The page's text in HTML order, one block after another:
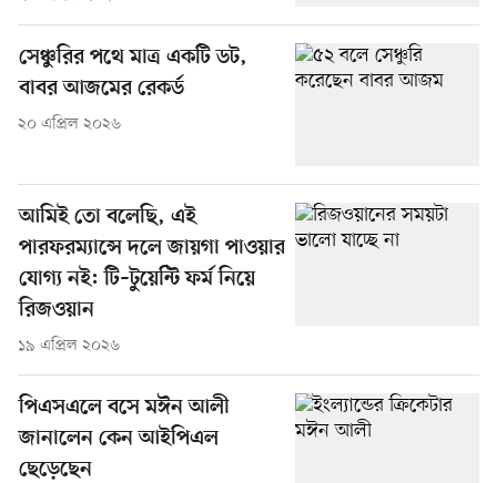
সেঞ্চুরির পথে মাত্র একটি ডট,
বাবর আজমের রেকর্ড
২০ এপ্রিল ২০২৬
আমিই তো বলেছি, এই
পারফরম্যান্সে দলে জায়গা পাওয়ার
যোগ্য নই: টি–টুয়েন্টি ফর্ম নিয়ে
রিজওয়ান
১৯ এপ্রিল ২০২৬
পিএসএলে বসে মঈন আলী
জানালেন কেন আইপিএল
ছেড়েছেন